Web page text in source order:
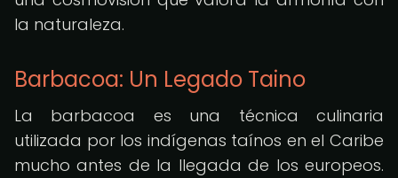
la naturaleza.
Barbacoa: Un Legado Taino
La barbacoa es una técnica culinaria
utilizada por los indígenas taínos en el Caribe
mucho antes de la llegada de los europeos.